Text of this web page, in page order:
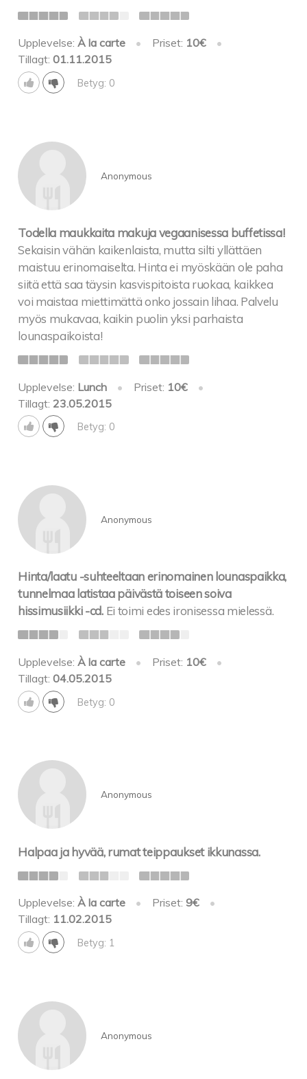
Upplevelse:À la carte • Priset: 10€
•
Tillagt:01.11.2015
Betyg: 0
Anonymous
Todella maukkaita makuja vegaanisessa buffetissa!
Sekaisin vähän kaikenlaista, mutta silti yllättäen
maistuu erinomaiselta. Hinta ei myöskään ole paha
siitä että saa täysin kasvispitoista ruokaa, kaikkea
voi maistaa miettimättä onko jossain lihaa. Palvelu
myös mukavaa, kaikin puolin yksi parhaista
lounaspaikoista!
Upplevelse: Lunch • Priset: 10€
•
Tillagt: 23.05.2015
Betyg: 0
Anonymous
Hinta/laatu -suhteeltaan erinomainen lounaspaikka,
tunnelmaa latistaa päivästä toiseen soiva
hissimusiikki -cd. Ei toimi edes ironisessa mielessä.
Upplevelse:À la carte • Priset: 10€
•
Tillagt:04.05.2015
Betyg: 0
Anonymous
Halpaa ja hyvää, rumat teippaukset ikkunassa.
Upplevelse:À la carte • Priset: 9€
•
Tillagt: 11.02.2015
Betyg: 1
Anonymous